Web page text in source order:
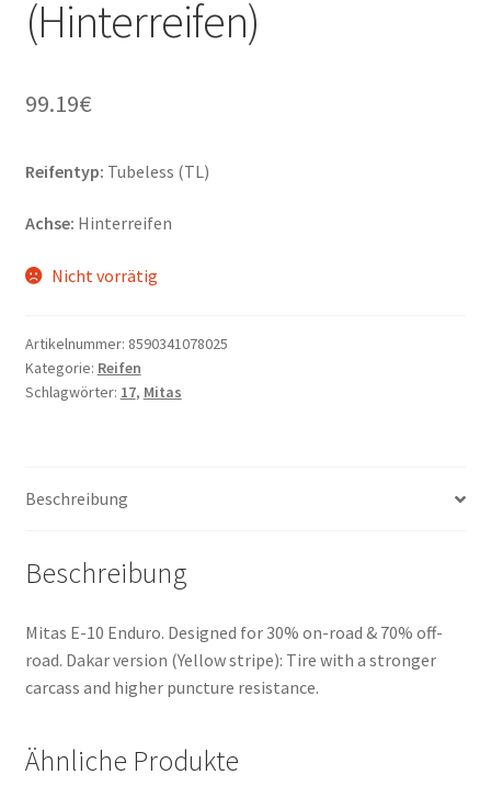
(Hinterreifen)
99.19€
Reifentyp: Tubeless (TL)
Achse: Hinterreifen
Nicht vorrätig
Artikelnummer: 8590341078025
Kategorie: Reifen
Schlagwörter: 17, Mitas
Beschreibung
Beschreibung
Mitas E-10 Enduro. Designed for 30% on-road & 70% off-
road. Dakar version (Yellow stripe): Tire with a stronger
carcass and higher puncture resistance.
Ähnliche Produkte